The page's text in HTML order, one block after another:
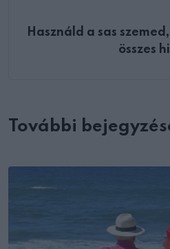
Használd a sas
összes
További